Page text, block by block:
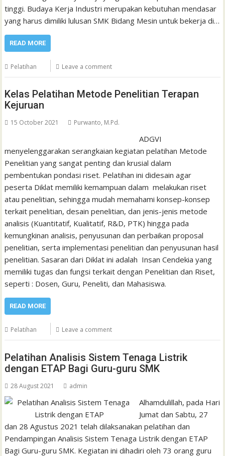
tinggi. Budaya Kerja Industri merupakan kebutuhan mendasar
yang harus dimiliki lulusan SMK Bidang Mesin untuk bekerja di…
READ MORE
Pelatihan Leave a comment
Kelas Pelatihan Metode Penelitian Terapan
Kejuruan
15 October 2021 Purwanto, M.Pd.
ADGVI
menyelenggarakan serangkaian kegiatan pelatihan Metode
Penelitian yang sangat penting dan krusial dalam
pembentukan pondasi riset. Pelatihan ini didesain agar
peserta Diklat memiliki kemampuan dalam melakukan riset
atau penelitian, sehingga mudah memahami konsep-konsep
terkait penelitian, desain penelitian, dan jenis-jenis metode
analisis (Kuantitatif, Kualitatif, R&D, PTK) hingga pada
kemungkinan analisis, penyusunan dan perbaikan proposal
penelitian, serta implementasi penelitian dan penyusunan hasil
penelitian. Sasaran dari Diklat ini adalah Insan Cendekia yang
memiliki tugas dan fungsi terkait dengan Penelitian dan Riset,
seperti : Dosen, Guru, Peneliti, dan Mahasiswa.
READ MORE
Pelatihan Leave a comment
Pelatihan Analisis Sistem Tenaga Listrik
dengan ETAP Bagi Guru-guru SMK
28 August 2021 admin
Alhamdulillah, pada Hari
Jumat dan Sabtu, 27
dan 28 Agustus 2021 telah dilaksanakan pelatihan dan
Pendampingan Analisis Sistem Tenaga Listrik dengan ETAP
Bagi Guru-guru SMK. Kegiatan ini dihadiri oleh 73 orang guru